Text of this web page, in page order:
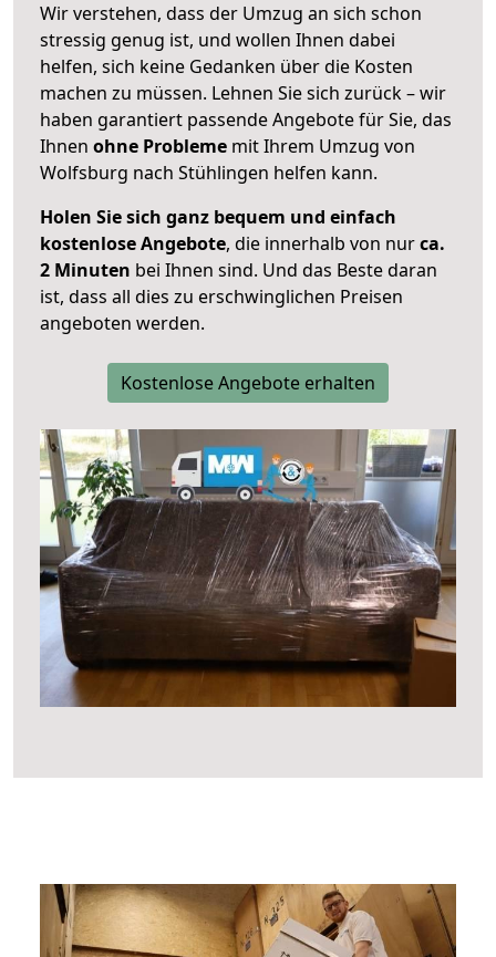
Wir verstehen, dass der Umzug an sich schon
stressig genug ist, und wollen Ihnen dabei
helfen, sich keine Gedanken über die Kosten
machen zu müssen. Lehnen Sie sich zurück – wir
haben garantiert passende Angebote für Sie, das
Ihnen ohne Probleme mit Ihrem Umzug von
Wolfsburg nach Stühlingen helfen kann.
Holen Sie sich ganz bequem und einfach
kostenlose Angebote, die innerhalb von nurca.
2 Minuten bei Ihnen sind. Und das Beste daran
ist, dass all dies zu erschwinglichen Preisen
angeboten werden.
Kostenlose Angebote erhalten